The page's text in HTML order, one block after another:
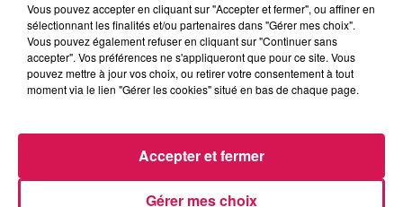
Revivez les meilleurs moments de la Ligne des Auditeurs
Vous pouvez accepter en cliquant sur "Accepter et fermer", ou affiner en
sélectionnant les finalités et/ou partenaires dans "Gérer mes choix".
Vous pouvez également refuser en cliquant sur "Continuer sans
accepter". Vos préférences ne s'appliqueront que pour ce site. Vous
pouvez mettre à jour vos choix, ou retirer votre consentement à tout
moment via le lien "Gérer les cookies" situé en bas de chaque page.
Gérer mes choix
Accepter et fermer